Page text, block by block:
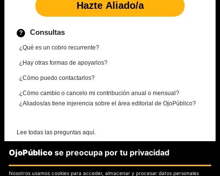
Consultas
¿Qué es un cobro recurrente?
¿Hay otras formas de apoyarlos?
¿Cómo puedo contactarlos?
¿Cómo cambio o cancelo mi contribución anual o mensual?
¿Aliados/as tiene injerencia sobre el área editorial de OjoPúblico?
Lee todas las preguntas aquí.
¿Necesitas más información?
OjoPúblico se preocupa por tu privacidad
Nosotros usamos cookies para acceder, almacenar y procesar datos personales